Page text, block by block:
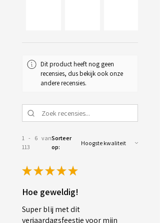
Dit product heeft nog geen
recensies, dus bekijk ook onze
andere recensies.
1 - 6 van
113
Sorteer
op:
★★★★★
Hoe geweldig!
Super blij met dit
verjaardagsfeestje voor mijn